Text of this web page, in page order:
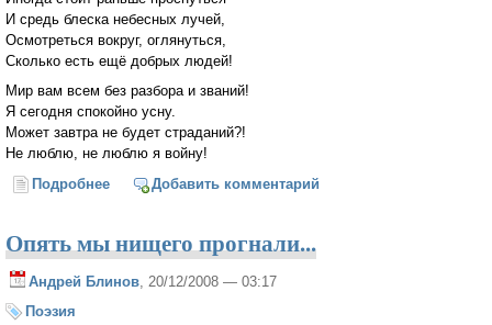
И средь блеска небесных лучей,
Осмотреться вокруг, оглянуться,
Сколько есть ещё добрых людей!
Мир вам всем без разбора и званий!
Я сегодня спокойно усну.
Может завтра не будет страданий?!
Не люблю, не люблю я войну!
Подробнее о Не люблю я войну
Добавить комментарий
Опять мы нищего прогнали...
Андрей Блинов, 20/12/2008 — 03:17
Поэзия